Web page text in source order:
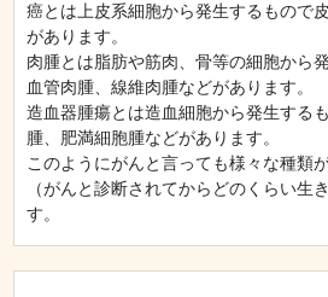
癌とは上皮系細胞から発生するもので
があります。
肉腫とは脂肪や筋肉、骨等の細胞から
血管肉腫、線維肉腫などがあります。
造血器腫瘍とは造血細胞から発生する
腫、肥満細胞腫などがあります。
このようにがんと言っても様々な種類
（がんと診断されてからどのくらい生
す。